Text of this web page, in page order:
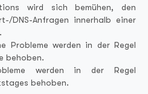
wird sich bemühen, den
DNS-Anfragen innerhalb einer
Probleme werden in der Regel
behoben.
werden in der Regel
behoben.